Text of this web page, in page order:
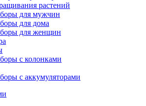
растений
для мужчин
для дома
для женщин
с колонками
с аккумуляторами